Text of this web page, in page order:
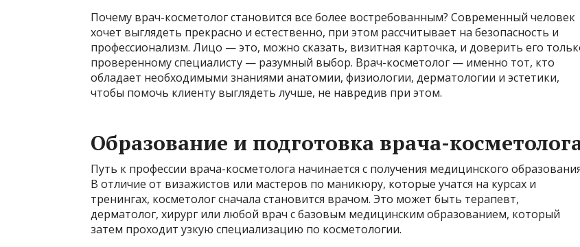
Почему врач-косметолог становится все более востребованным? Современный человек
хочет выглядеть прекрасно и естественно, при этом рассчитывает на безопасность и
профессионализм. Лицо — это, можно сказать, визитная карточка, и доверить его
проверенному специалисту — разумный выбор. Врач-косметолог — именно тот, кто
обладает необходимыми знаниями анатомии, физиологии, дерматологии и эстетики,
чтобы помочь клиенту выглядеть лучше, не навредив при этом.
Образование и подготовка врача-
Путь к профессии врача-косметолога начинается с получения медицинского
В отличие от визажистов или мастеров по маникюру, которые учатся на курсах и
тренингах, косметолог сначала становится врачом. Это может быть терапевт,
дерматолог, хирург или любой врач с базовым медицинским образованием, который
затем проходит узкую специализацию по косметологии.